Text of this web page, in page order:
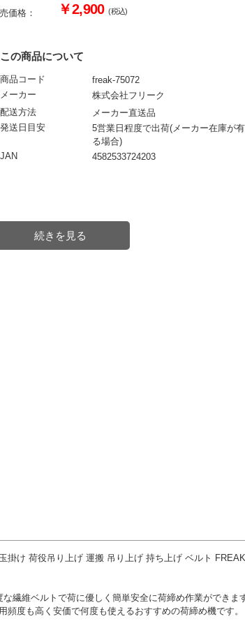
価格： ￥2,900(税込)
この商品について
商品コード
freak-75072
メーカー
株式会社フリーク
配送方法
メーカー直送品
発送日目安
5営業日程度で出荷(メーカー在庫が有
る場合)
JAN
4582533724203
掛け 荷役吊り上げ 運搬 吊り上げ 持ち上げ ベルト
繊維ベルトで荷に優しく簡単安全に荷締め作業ができます
度も高く安価で何度も使えるおすすめの荷締め機です。